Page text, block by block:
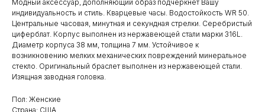
Модный аксессуар, дополняющий образ подчеркнет Вашу
индивидуальность и стиль. Кварцевые часы. Водостойкость WR 50.
Центральные часовая, минутная и секундная стрелки. Серебристый
циферблат. Корпус выполнен из нержавеющей стали марки 316L.
Диаметр корпуса 38 мм, толщина 7 мм. Устойчивое к
возникновению мелких механических повреждений минеральное
стекло. Оригинальный браслет выполнен из нержавеющей стали.
Изящная заводная головка.
Пол: Женские
Страна: США